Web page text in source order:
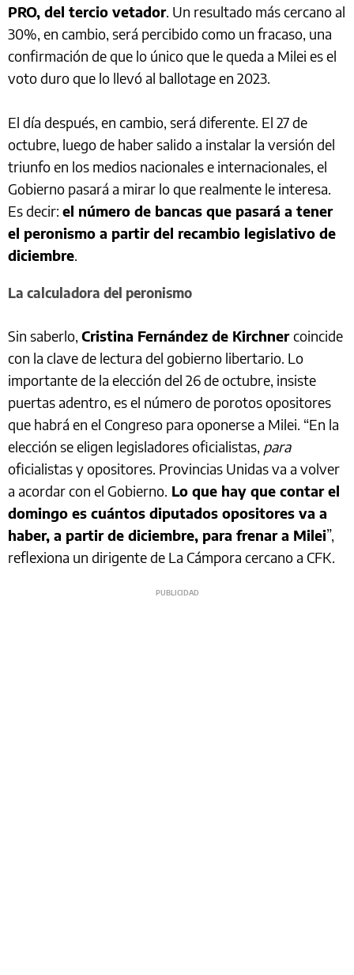
PRO, del tercio vetador. Un resultado más cercano al
30%, en cambio, será percibido como un fracaso, una
confirmación de que lo único que le queda a Milei es el
voto duro que lo llevó al ballotage en 2023.
El día después, en cambio, será diferente. El 27 de
octubre, luego de haber salido a instalar la versión del
triunfo en los medios nacionales e internacionales, el
Gobierno pasará a mirar lo que realmente le interesa.
Es decir: el número de bancas que pasará a tener
el peronismo a partir del recambio legislativo de
diciembre.
La calculadora del peronismo
Sin saberlo, Cristina Fernández de Kirchnercoincide
con la clave de lectura del gobierno libertario. Lo
importante de la elección del 26 de octubre, insiste
puertas adentro, es el número de porotos opositores
que habrá en el Congreso para oponerse a Milei. “En la
elección se eligen legisladores oficialistas, para
oficialistas y opositores. Provincias Unidas va a volver
a acordar con el Gobierno. Lo que hay que contar el
domingo es cuántos diputados opositores va a
haber, a partir de diciembre, para frenar a Milei”,
reflexiona un dirigente de La Cámpora cercano a CFK.